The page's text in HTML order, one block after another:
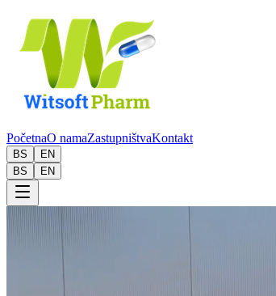
PočetnaO namaZastupništvaKontakt
BS
EN
BS
EN